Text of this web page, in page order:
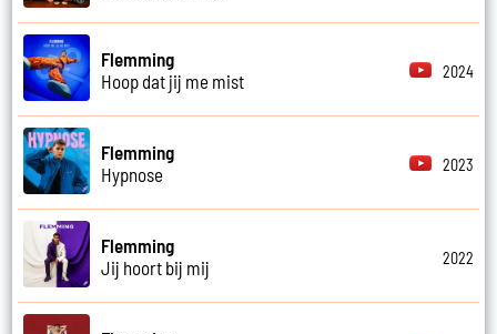
Flemming
Hoop dat jij me mist
2024
Flemming
Hypnose
2023
Flemming
Jij hoort bij mij
2022